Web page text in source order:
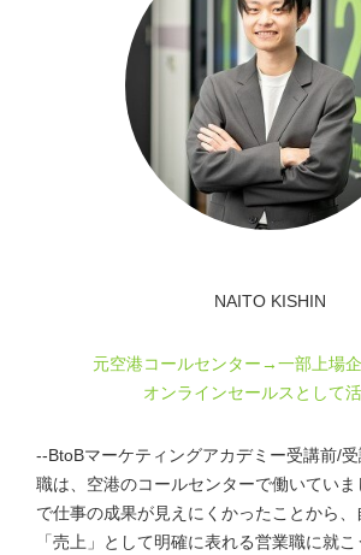
元空港コールセンター→一部上場
オンラインセールスとして
--BtoBマーケティングアカデミー受講前/
職は、空港のコールセンターで働いてい
で仕事の成果が見えにくかったことから
「売上」として明確に表れる営業職に就
NAITO KISHIN